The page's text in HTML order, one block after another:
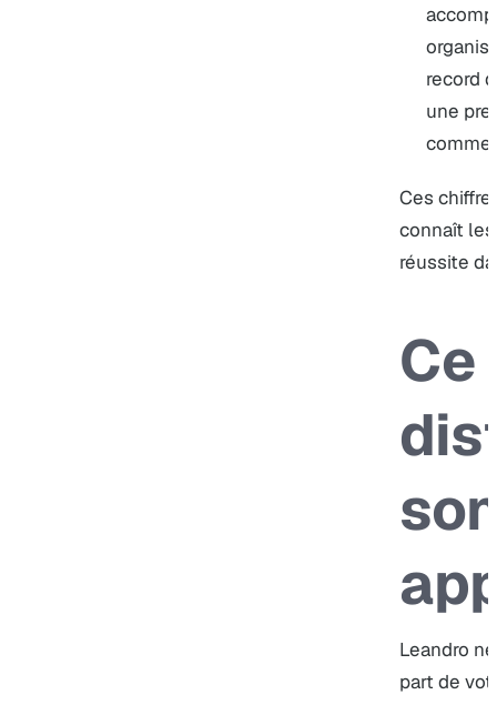
record
une
comme
Ces
connaît
réussite
Ce
Leandro
part de